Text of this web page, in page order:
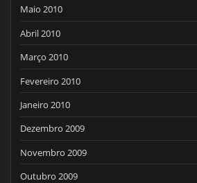
Maio 2010
Abril 2010
Março 2010
Fevereiro 2010
Janeiro 2010
Dezembro 2009
Novembro 2009
Outubro 2009